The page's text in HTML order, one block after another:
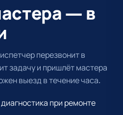
— в
перезвонит в
задачу и пришлёт мастера
выезд в течение часа.
при ремонте